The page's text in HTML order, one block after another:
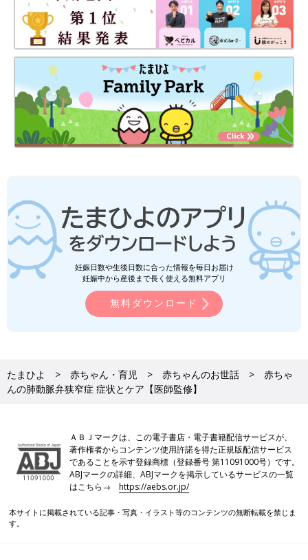
妊娠日数や生後日数に合った情報を毎日お届け
妊娠中から産後まで長く使える無料アプリ
無料ダウンロード
たまひよ 赤ちゃん・育児 赤ちゃんのお世話
赤ちゃ
んの肺動脈弁狭窄症 症状とケア【医師監修】
ＡＢＪマークは、この電子書店・電子書籍配信サービスが、
著作権者からコンテンツ使用許諾を得た正規版配信サービス
であることを示す登録商標（登録番号 第11091000号）です。
ABJマークの詳細、ABJマークを掲示しているサービスの一覧
はこちら→https://aebs.or.jp/
本サイトに掲載されている記事・写真・イラスト等のコンテンツの無断転載を禁じま
す。